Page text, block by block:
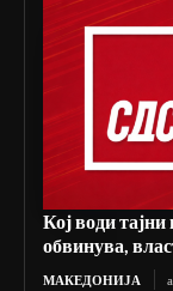
Кој води
обвинува,
МАКЕДОНИЈА